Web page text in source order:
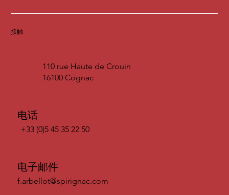
接触
110 rue Haute de Crouin
16100 Cognac
电话
+33 (0)5 45 35 22 50
电子邮件
f.arbellot@spirignac.com